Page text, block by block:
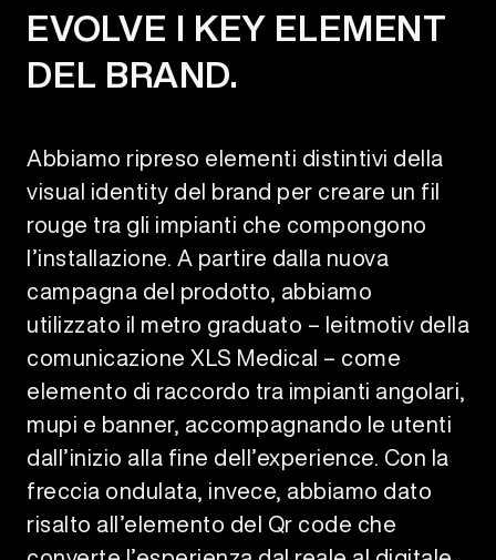
EVOLVE I KEY ELEMENT
DEL BRAND.
Abbiamo ripreso elementi distintivi della
visual identity del brand per creare un fil
rouge tra gli impianti che compongono
l’installazione. A partire dalla nuova
campagna del prodotto, abbiamo
utilizzato il metro graduato – leitmotiv della
comunicazione XLS Medical – come
elemento di raccordo tra impianti angolari,
mupi e banner, accompagnando le utenti
dall’inizio alla fine dell’experience. Con la
freccia ondulata, invece, abbiamo dato
risalto all’elemento del Qr code che